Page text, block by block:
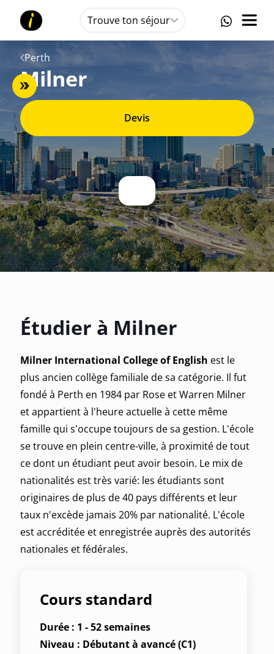
Trouve ton séjour
Perth
Milner
Devis
Étudier à Milner
Milner International College of English est le
plus ancien collège familiale de sa catégorie. Il fut
fondé à Perth en 1984 par Rose et Warren Milner
et appartient à l'heure actuelle à cette même
famille qui s'occupe toujours de sa gestion. L'école
se trouve en plein centre-ville, à proximité de tout
ce dont un étudiant peut avoir besoin. Le mix de
nationalités est très varié: les étudiants sont
originaires de plus de 40 pays différents et leur
taux n'excède jamais 20% par nationalité. L'école
est accréditée et enregistrée auprès des autorités
nationales et fédérales.
Cours standard
Durée : 1 - 52 semaines
Niveau : Débutant à avancé (C1)